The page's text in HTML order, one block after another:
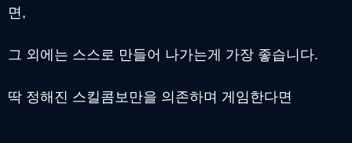
면,
그 외에는 스스로 만들어 나가는게 가장 좋습니다.
딱 정해진 스킬콤보만을 의존하며 게임한다면